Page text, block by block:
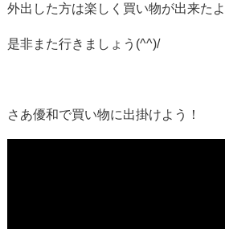
外出した方は楽しく買い物が出来たよ
是非また行きましょう(^^)/
さあ優和で買い物に出掛けよう！